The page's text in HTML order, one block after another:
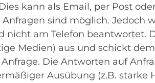
kann als Email, per Post
sind möglich. Jedoch
nicht am Telefon beantwortet.
Medien) aus und schickt
Die Antworten auf
Ausübung (z.B.